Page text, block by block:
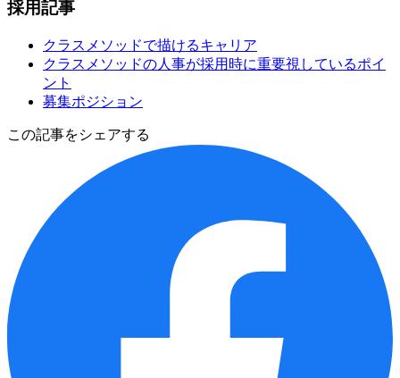
採用記事
クラスメソッドで描けるキャリア
クラスメソッドの人事が採用時に重要視しているポイ
ント
募集ポジション
この記事をシェアする